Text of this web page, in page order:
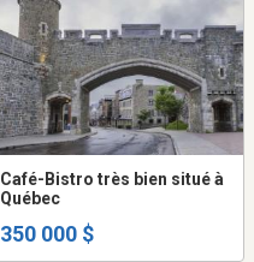
Café-Bistro très bien situé à
Québec
350 000 $